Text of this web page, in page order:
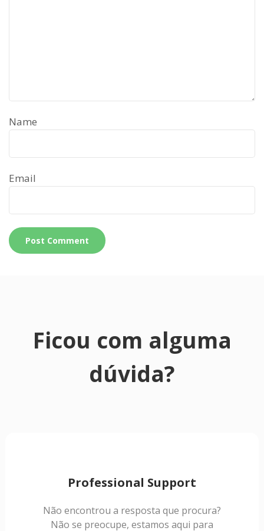
Name
Email
Ficou com alguma
dúvida?
Professional Support
Não encontrou a resposta que procura?
Não se preocupe, estamos aqui para